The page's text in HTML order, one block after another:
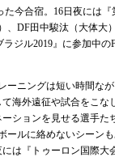
今合宿。16日夜には『
DF田中駿汰（大体大
ジル2019』に参加中の
ニングは短い時間な
海外遠征や試合をこな
ションを見せる選手た
ルに絡めないシーン
は『トゥーロン国際大